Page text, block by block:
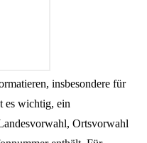
insbesondere für
es wichtig, ein
Ortsvorwahl